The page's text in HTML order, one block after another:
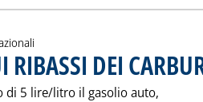
DEI
di 5 lire/litro il gasolio auto,